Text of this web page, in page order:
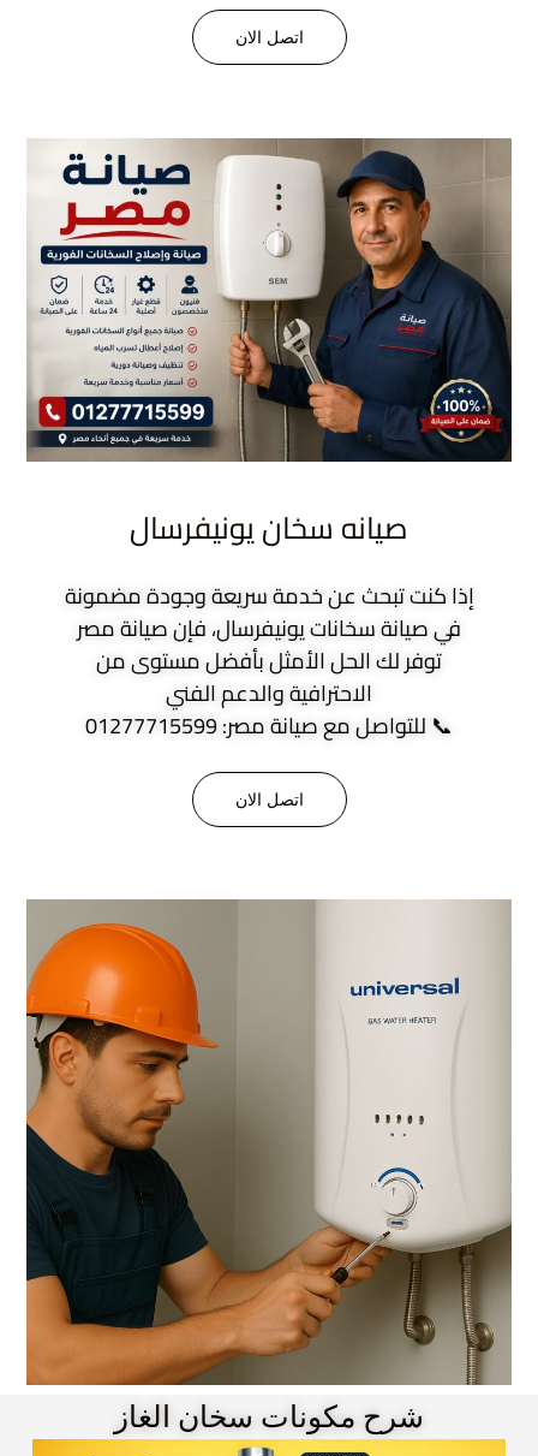
اتصل الان
صيانه سخان يونيفرسال
إذا كنت تبحث عن خدمة سريعة وجودة مضمونة
في صيانة سخانات يونيفرسال، فإن صيانة مصر
توفر لك الحل الأمثل بأفضل مستوى من
الاحترافية والدعم الفني
📞 للتواصل مع صيانة مصر: 01277715599
اتصل الان
شرح مكونات سخان الغاز